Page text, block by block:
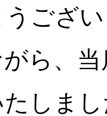
ござ
ら、
たしま